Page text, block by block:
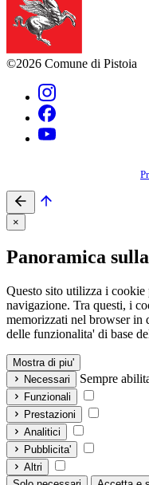
©2026 Comune di Pistoia
×
Panoramica
Questo sito utilizza i cookie
navigazione. Tra questi, i
memorizzati nel browser in
delle funzionalita' di base
Mostra di piu'
Necessari
Sempre
Funzionali
Prestazioni
Analitici
Pubblicita'
Altri